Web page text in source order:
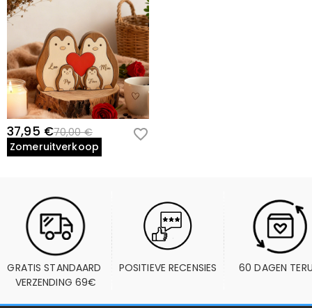
37,95 €70,00 €
Zomeruitverkoop
GRATIS STANDAARD
VERZENDING 69€
POSITIEVE RECENSIES 60 DAGEN